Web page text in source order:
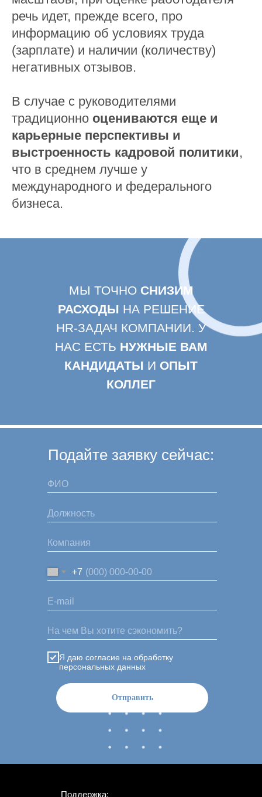
речь идет, прежде всего, про
информацию об условиях труда
(зарплате) и наличии (количеству)
негативных отзывов.
В случае с руководителями
традиционно оцениваются еще и
карьерные перспективы и
выстроенность кадровой политики,
что в среднем лучше у
международного и федерального
бизнеса.
Подайте заявку сейчас:
+7
Я даю согласие на обработку
персональных данных
Отправить
МЫ ТОЧНО СНИЗИМ
РАСХОДЫ НА РЕШЕНИЕ
HR-ЗАДАЧ КОМПАНИИ. У
НАС ЕСТЬ НУЖНЫЕ ВАМ
КАНДИДАТЫ И ОПЫТ
КОЛЛЕГ
Поддержка: